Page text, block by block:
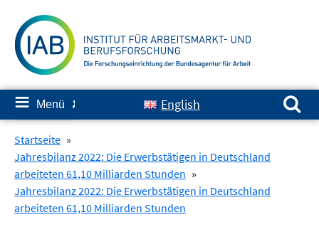
zum
Inhalt
≡ Menü ✘ English
Suchen nach:
Startseite »
Jahresbilanz 2022: Die Erwerbstätigen in Deutschland
arbeiteten 61,10 Milliarden Stunden »
Jahresbilanz 2022: Die Erwerbstätigen in Deutschland
arbeiteten 61,10 Milliarden Stunden